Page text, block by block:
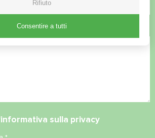
informativa sulla privacy
Rifiuto
Consentire a tutti